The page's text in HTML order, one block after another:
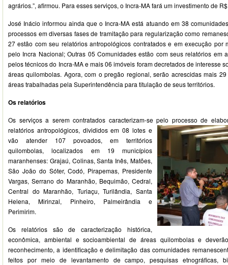
agrários.”, afirmou. Para esses serviços, o Incra-MA fará um investimento de
José Inácio informou ainda que o Incra-MA está atuando em 38
processos em diversas fases de tramitação para regularização como
27 estão com seu relatórios antropológicos contratados e em execução por
pelo Incra Nacional; Outras 05 Comunidades estão com seus relatórios em
pelos técnicos do Incra-MA e mais 06 imóveis foram decretados de interesse
áreas quilombolas. Agora, com o pregão regional, serão acrescidas mais
áreas trabalhadas pela Superintendência para titulação de seus territórios.
Os relatórios
Os serviços a serem contratados caracterizam-se pelo processo de
relatórios antropológicos, divididos em 08 lotes e
vão atender 107 povoados, em territórios
quilombolas, localizados em 19 municípios
maranhenses: Grajaú, Colinas, Santa Inês, Matões,
São João do Sóter, Codó, Pirapemas, Presidente
Vargas, Serrano do Maranhão, Bequimão, Cedral,
Central do Maranhão, Turiaçu, Turilândia, Santa
Helena, Mirinzal, Pinheiro, Palmeirândia e
Perimirim.
Os relatórios são de caracterização histórica,
econômica, ambiental e socioambiental de áreas quilombolas e
reconhecimento, a identificação e delimitação das comunidades
feitos por meio de levantamento de campo, pesquisas etnográficas,